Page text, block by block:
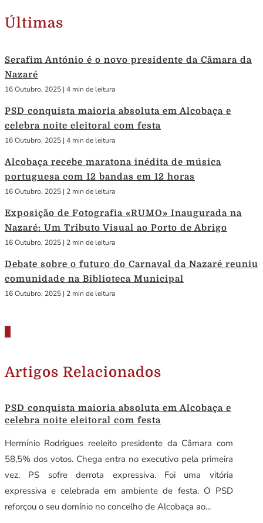
Últimas
Serafim António é o novo presidente da Câmara da
Nazaré
16 Outubro, 2025 | 4 min de leitura
PSD conquista maioria absoluta em Alcobaça e
celebra noite eleitoral com festa
16 Outubro, 2025 | 4 min de leitura
Alcobaça recebe maratona inédita de música
portuguesa com 12 bandas em 12 horas
16 Outubro, 2025 | 2 min de leitura
Exposição de Fotografia «RUMO» Inaugurada na
Nazaré: Um Tributo Visual ao Porto de Abrigo
16 Outubro, 2025 | 2 min de leitura
Debate sobre o futuro do Carnaval da Nazaré reuniu
comunidade na Biblioteca Municipal
16 Outubro, 2025 | 2 min de leitura
Artigos Relacionados
PSD conquista maioria absoluta em Alcobaça e
celebra noite eleitoral com festa
Hermínio Rodrigues reeleito presidente da Câmara com
58,5% dos votos. Chega entra no executivo pela primeira
vez. PS sofre derrota expressiva. Foi uma vitória
expressiva e celebrada em ambiente de festa. O PSD
reforçou o seu domínio no concelho de Alcobaça ao...